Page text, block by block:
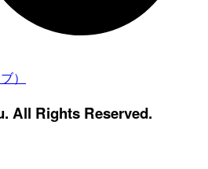
）
All Rights Reserved.